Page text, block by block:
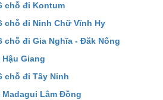
chỗ đi Kontum
chỗ đi Ninh Chữ Vĩnh Hy
chỗ đi Gia Nghĩa - Đăk Nông
Giang
chỗ đi Tây Ninh
Lâm Đồng